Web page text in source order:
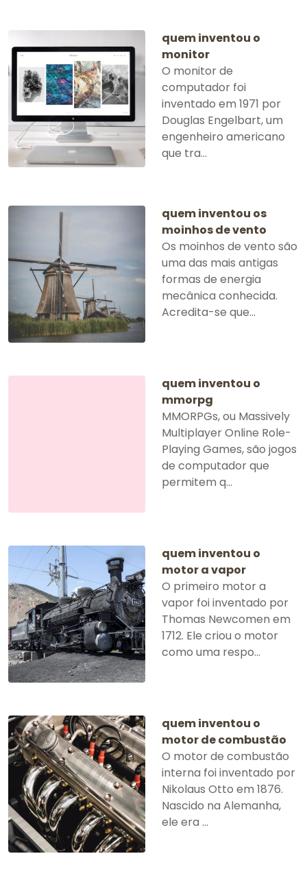
quem inventou o
monitor
O monitor de
computador foi
inventado em 1971 por
Douglas Engelbart, um
engenheiro americano
que tra...
quem inventou os
moinhos de vento
Os moinhos de vento são
uma das mais antigas
formas de energia
mecânica conhecida.
Acredita-se que...
quem inventou o
mmorpg
MMORPGs, ou Massively
Multiplayer Online Role-
Playing Games, são jogos
de computador que
permitem q...
quem inventou o
motor a vapor
O primeiro motor a
vapor foi inventado por
Thomas Newcomen em
1712. Ele criou o motor
como uma respo...
quem inventou o
motor de combustão
O motor de combustão
interna foi inventado por
Nikolaus Otto em 1876.
Nascido na Alemanha,
ele era ...